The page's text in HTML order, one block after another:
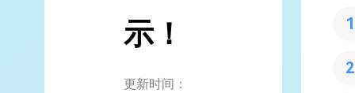
示！
更新时间：